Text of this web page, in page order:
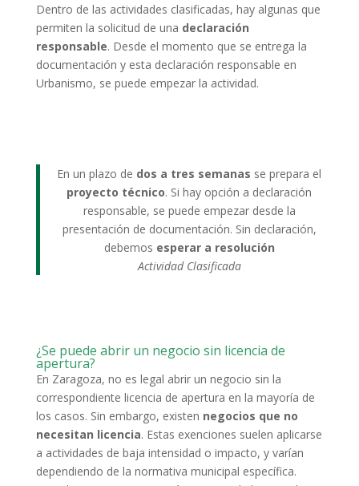
Dentro de las actividades clasificadas, hay algunas que
permiten la solicitud de una declaración
responsable. Desde el momento que se entrega la
documentación y esta declaración responsable en
Urbanismo, se puede empezar la actividad.
En un plazo de dos a tres semanas se prepara el
proyecto técnico. Si hay opción a declaración
responsable, se puede empezar desde la
presentación de documentación. Sin declaración,
debemos esperar a resolución
Actividad Clasificada
¿Se puede abrir un negocio sin licencia de
apertura?
En Zaragoza, no es legal abrir un negocio sin la
correspondiente licencia de apertura en la mayoría de
los casos. Sin embargo, existen negocios que no
necesitan licencia. Estas exenciones suelen aplicarse
a actividades de baja intensidad o impacto, y varían
dependiendo de la normativa municipal específica.